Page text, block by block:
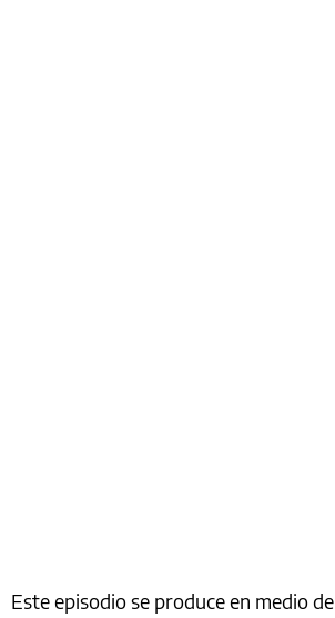
Este episodio se produce en medio